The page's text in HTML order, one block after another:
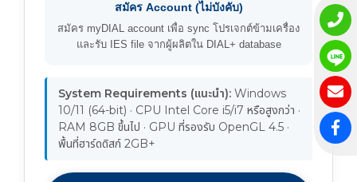
สมัคร Account (ไม่บังคับ)
สมัคร myDIAL account เพื่อ sync โปรเจกต์ข้ามเครื่อง
และรับ IES file จากผู้ผลิตใน DIAL+ database
System Requirements (แนะนำ): Windows
10/11 (64-bit) · CPU Intel Core i5/i7 หรือสูงกว่า ·
RAM 8GB ขึ้นไป · GPU ที่รองรับ OpenGL 4.5 ·
พื้นที่ฮาร์ดดิสก์ 2GB+